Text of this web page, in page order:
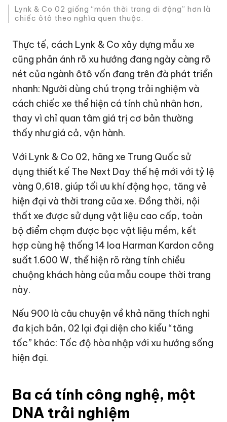
Lynk & Co 02 giống “món thời trang di động” hơn là
chiếc ôtô theo nghĩa quen thuộc.
Thực tế, cách Lynk & Co xây dựng mẫu xe
cũng phản ánh rõ xu hướng đang ngày càng rõ
nét của ngành ôtô vốn đang trên đà phát triển
nhanh: Người dùng chú trọng trải nghiệm và
cách chiếc xe thể hiện cá tính chủ nhân hơn,
thay vì chỉ quan tâm giá trị cơ bản thường
thấy như giá cả, vận hành.
Với Lynk & Co 02, hãng xe Trung Quốc sử
dụng thiết kế The Next Day thế hệ mới với tỷ lệ
vàng 0,618, giúp tối ưu khí động học, tăng vẻ
hiện đại và thời trang của xe. Đồng thời, nội
thất xe được sử dụng vật liệu cao cấp, toàn
bộ điểm chạm được bọc vật liệu mềm, kết
hợp cùng hệ thống 14 loa Harman Kardon công
suất 1.600 W, thể hiện rõ ràng tính chiều
chuộng khách hàng của mẫu coupe thời trang
này.
Nếu 900 là câu chuyện về khả năng thích nghi
đa kịch bản, 02 lại đại diện cho kiểu “tăng
tốc” khác: Tốc độ hòa nhập với xu hướng sống
hiện đại.
Ba cá tính công nghệ, một
DNA trải nghiệm